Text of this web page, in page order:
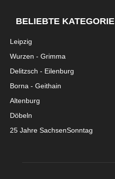
BELIEBTE KATEGORIE
Leipzig
Wurzen - Grimma
Delitzsch - Eilenburg
Borna - Geithain
Altenburg
Döbeln
25 Jahre SachsenSonntag